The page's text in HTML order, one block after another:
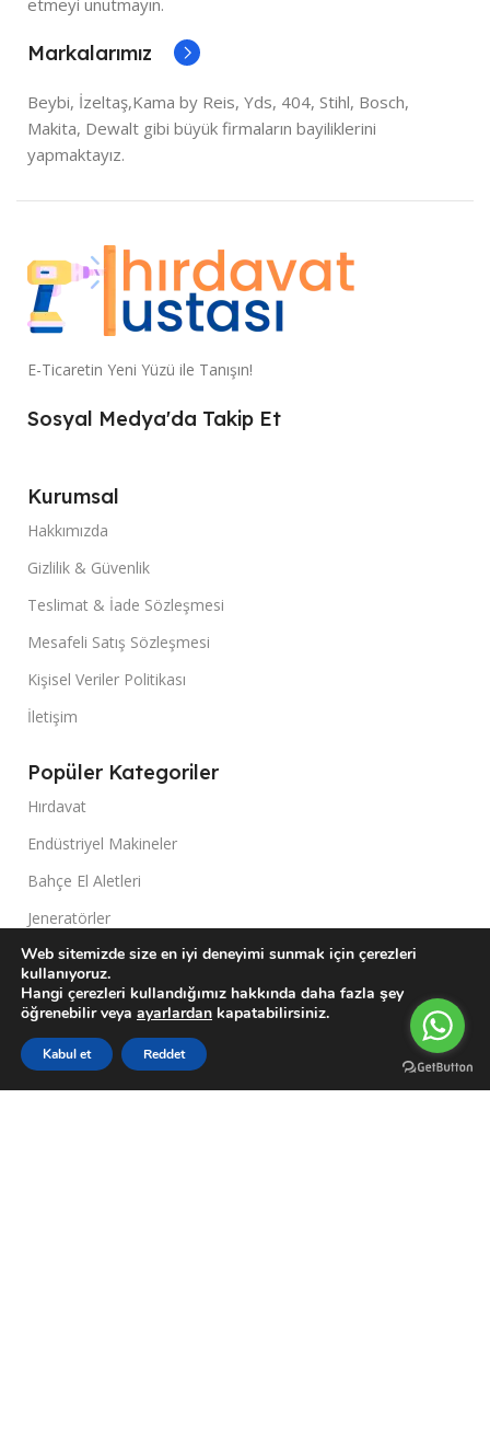
etmeyi unutmayın.
Markalarımız
Beybi, İzeltaş,Kama by Reis, Yds, 404, Stihl, Bosch,
Makita, Dewalt gibi büyük firmaların bayiliklerini
yapmaktayız.
E-Ticaretin Yeni Yüzü ile Tanışın!
Sosyal Medya'da Takip Et
Kurumsal
Hakkımızda
Gizlilik & Güvenlik
Teslimat & İade Sözleşmesi
Mesafeli Satış Sözleşmesi
Kişisel Veriler Politikası
İletişim
Popüler Kategoriler
Hırdavat
Endüstriyel Makineler
Bahçe El Aletleri
Jeneratörler
Su Motoru
Müşteri Paneli
Hesabım
Web sitemizde size en iyi deneyimi sunmak için çerezleri
kullanıyoruz.
Hangi çerezleri kullandığımız hakkında daha fazla şey
öğrenebilir veya ayarlardan kapatabilirsiniz.
Kabul et Reddet
Filters Karşılaştırma Listesi Menu